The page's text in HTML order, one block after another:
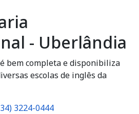
- Uberlândia
bem completa e disponibiliza
escolas de inglês da
3224-0444